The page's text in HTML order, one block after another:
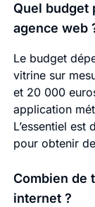
Quel budget
agence web
Le budget
vitrine sur
et 20 000
application
L’essentiel
pour obtenir
Combien de
internet ?